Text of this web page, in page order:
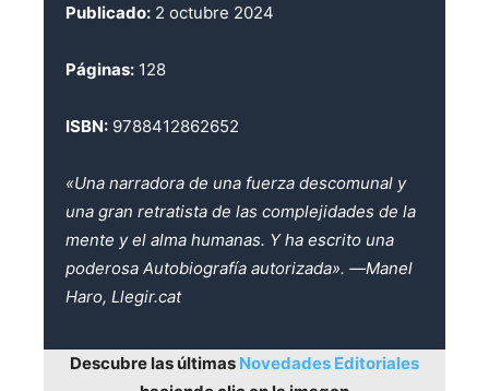
Publicado: 2 octubre 2024
Páginas: 128
ISBN: 9788412862652
«Una narradora de una fuerza descomunal y
una gran retratista de las complejidades de la
mente y el alma humanas. Y ha escrito una
poderosa Autobiografía autorizada». ―Manel
Haro, Llegir.cat
Descubre las últimas Novedades Editoriales